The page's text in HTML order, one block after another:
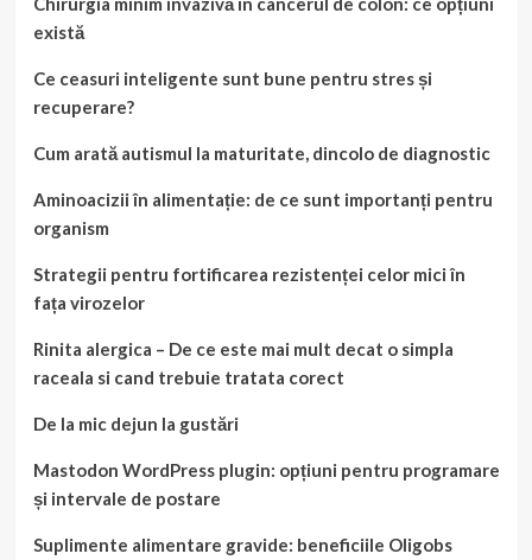
există
Ce ceasuri inteligente sunt bune pentru stres și
recuperare?
Cum arată autismul la maturitate, dincolo de diagnostic
Aminoacizii în alimentație: de ce sunt importanți pentru
organism
Strategii pentru fortificarea rezistenței celor mici în
fața virozelor
Rinita alergica – De ce este mai mult decat o simpla
raceala si cand trebuie tratata corect
De la mic dejun la gustări
Mastodon WordPress plugin: opțiuni pentru programare
și intervale de postare
Suplimente alimentare gravide: beneficiile Oligobs